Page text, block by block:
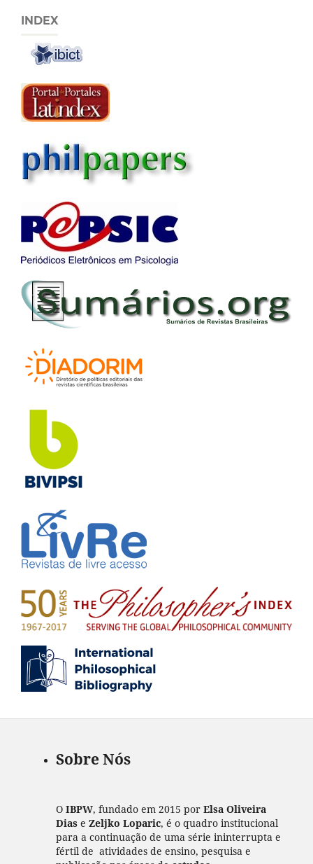
INDEX
Sobre Nós
O IBPW, fundado em 2015 por Elsa Oliveira
Diase Zeljko Loparic, é o quadro institucional
para a continuação de uma série ininterrupta e
fértil de atividades de ensino, pesquisa e